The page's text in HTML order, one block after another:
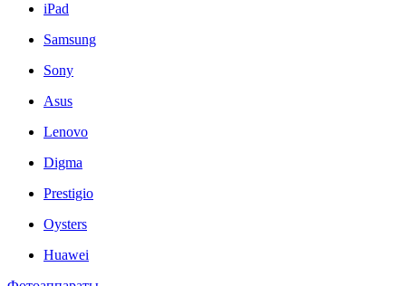
iPad
Samsung
Sony
Asus
Lenovo
Digma
Prestigio
Oysters
Huawei